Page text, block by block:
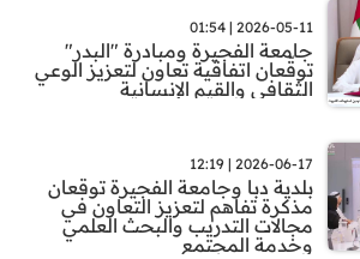
2026-05-11 | 01:54
جامعة الفجيرة ومبادرة "البدر"
توقّعان اتفاقية تعاون لتعزيز الوعي
الثقافي والقيم الإنسانية
2026-06-17 | 12:19
بلدية دبا وجامعة الفجيرة توقعان
مذكرة تفاهم لتعزيز التعاون في
مجالات التدريب والبحث العلمي
وخدمة المجتمع